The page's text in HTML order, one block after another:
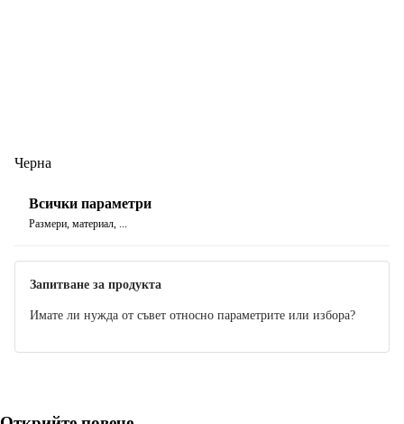
Черна
Всички параметри
Размери, материал, ...
Запитване за продукта
Имате ли нужда от съвет относно параметрите или избора?